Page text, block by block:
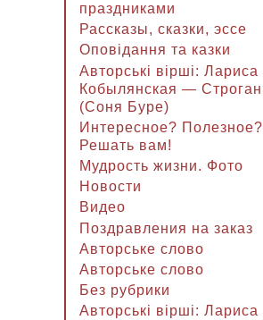
праздниками
Рассказы, сказки, эссе
Оповідання та казки
Авторські вірші: Лариса
Кобылянская — Строган
(Соня Буре)
Интересное? Полезное?
Решать вам!
Мудрость жизни. Фото
Новости
Видео
Поздравления на заказ
Авторське слово
Авторське слово
Без рубрики
Авторські вірші: Лариса